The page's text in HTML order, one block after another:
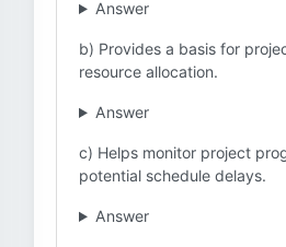
Answer
b) Provides a basis for
resource allocation.
Answer
c) Helps monitor project
potential schedule delays.
Answer